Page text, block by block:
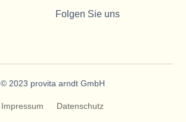
Folgen Sie uns
© 2023 provita arndt GmbH
Impressum Datenschutz